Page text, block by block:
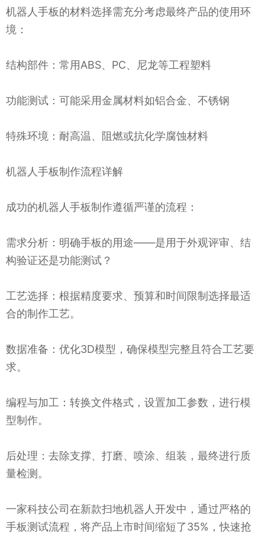
机器人手板的材料选择需充分考虑最终产品的使用环
境：
结构部件：常用ABS、PC、尼龙等工程塑料
功能测试：可能采用金属材料如铝合金、不锈钢
特殊环境：耐高温、阻燃或抗化学腐蚀材料
机器人手板制作流程详解
成功的机器人手板制作遵循严谨的流程：
需求分析：明确手板的用途——是用于外观评审、结
构验证还是功能测试？
工艺选择：根据精度要求、预算和时间限制选择最适
合的制作工艺。
数据准备：优化3D模型，确保模型完整且符合工艺要
求。
编程与加工：转换文件格式，设置加工参数，进行模
型制作。
后处理：去除支撑、打磨、喷涂、组装，最终进行质
量检测。
一家科技公司在新款扫地机器人开发中，通过严格的
手板测试流程，将产品上市时间缩短了35%，快速抢